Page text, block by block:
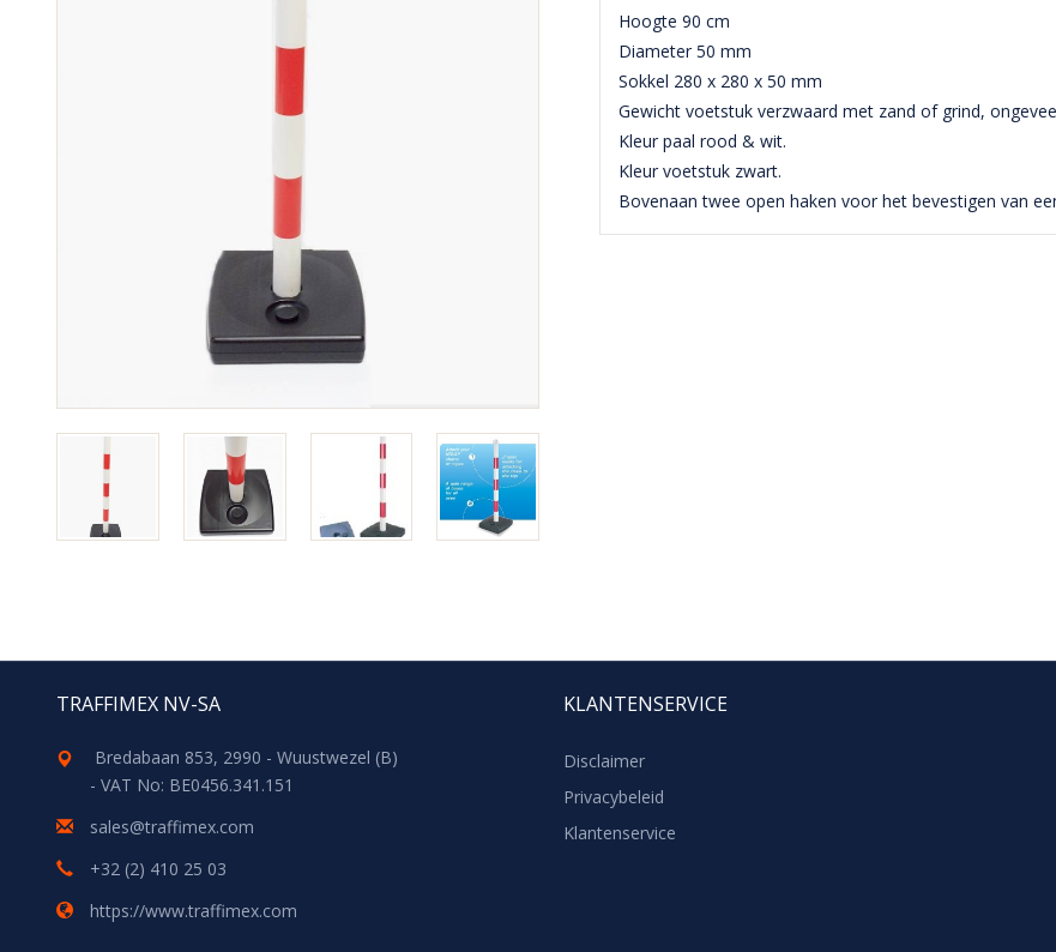
Hoogte 90 cm
Diameter 50 mm
Sokkel 280 x 280 x 50 mm
Gewicht voetstuk verzwaard met zand of grind,
Kleur paal rood & wit.
Kleur voetstuk zwart.
Bovenaan twee open haken voor het bevestigen van
TRAFFIMEX NV-SA
Bredabaan 853, 2990 - Wuustwezel (B)
- VAT No: BE0456.341.151
sales@traffimex.com
+32 (2) 410 25 03
https://www.traffimex.com
KLANTENSERVICE
Disclaimer
Privacybeleid
Klantenservice